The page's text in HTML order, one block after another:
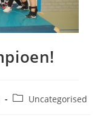
Uncategorised